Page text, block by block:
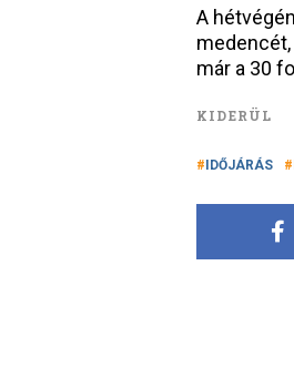
A
már a 30
KIDERÜL
IDŐJÁRÁS